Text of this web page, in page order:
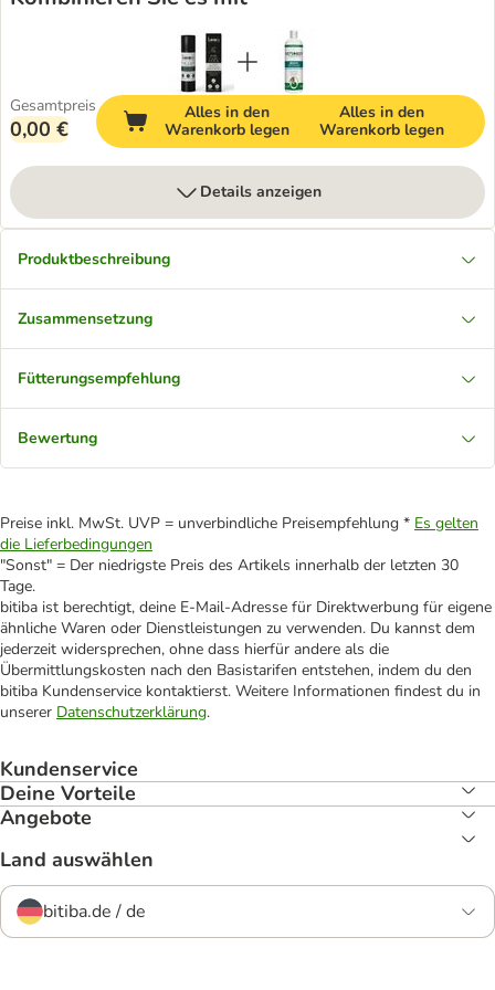
Gesamtpreis
0,00 €
Alles in den
Warenkorb legen
Alles in den
Warenkorb legen
Details anzeigen
Produktbeschreibung
Zusammensetzung
Fütterungsempfehlung
Bewertung
Preise inkl. MwSt. UVP = unverbindliche Preisempfehlung * Es gelten
die Lieferbedingungen
"Sonst" = Der niedrigste Preis des Artikels innerhalb der letzten 30
Tage.
bitiba ist berechtigt, deine E-Mail-Adresse für Direktwerbung für eigene
ähnliche Waren oder Dienstleistungen zu verwenden. Du kannst dem
jederzeit widersprechen, ohne dass hierfür andere als die
Übermittlungskosten nach den Basistarifen entstehen, indem du den
bitiba Kundenservice kontaktierst. Weitere Informationen findest du in
unserer Datenschutzerklärung.
Kundenservice
Deine Vorteile
Angebote
Land auswählen
bitiba.de / de